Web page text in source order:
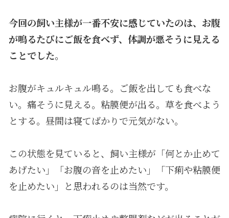
今回の飼い主様が一番不安に感じていたのは、お腹
が鳴るたびにご飯を食べず、体調が悪そうに見える
ことでした。
お腹がキュルキュル鳴る。ご飯を出しても食べな
い。痛そうに見える。粘膜便が出る。草を食べよう
とする。昼間は寝てばかりで元気がない。
この状態を見ていると、飼い主様が「何とか止めて
あげたい」「お腹の音を止めたい」「下痢や粘膜便
を止めたい」と思われるのは当然です。